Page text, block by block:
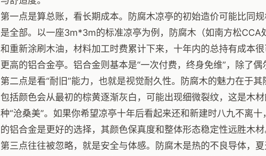
第一点是算总账，看长期成本。防腐木凉亭的初始造价可能比同
是全部。以一座3m*3m的标准凉亭为例，防腐木（如南方松CCA
和重新涂刷木油，材料加工时费累计下来，十年内的总持有成本
更高的铝合金亭。铝合金则基本是“一次付费，终身免维”，除了偶
第二点是看“耐旧”能力，也就是视觉耐久性。防腐木的魅力在于
包括颜色会从最初的棕黄逐渐灰白，可能出现细微裂纹，这是木
种“沧桑美”。如果你希望凉亭十年后看起来还和新建时八九不离
的铝合金是更好的选择，其颜色保真度和整体形态稳定性远胜木材
第三点往往被忽略，就是安全与体感。防腐木是热的不良导体，